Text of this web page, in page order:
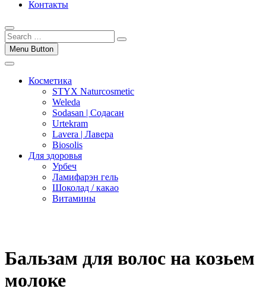
Контакты
Menu Button
Косметика
STYX Naturcosmetic
Weleda
Sodasan | Содасан
Urtekram
Lavera | Лавера
Biosolis
Для здоровья
Урбеч
Ламифарэн гель
Шоколад / какао
Витамины
Бальзам для волос на козьем
молоке